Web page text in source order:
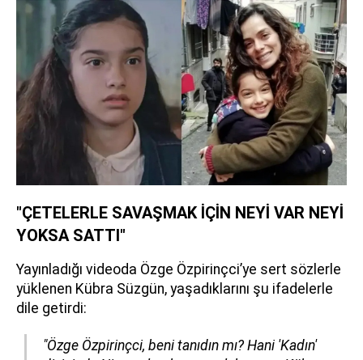
"ÇETELERLE SAVAŞMAK İÇİN NEYİ VAR NEYİ
YOKSA SATTI"
Yayınladığı videoda Özge Özpirinçci’ye sert sözlerle
yüklenen Kübra Süzgün, yaşadıklarını şu ifadelerle
dile getirdi:
"Özge Özpirinçci, beni tanıdın mı? Hani 'Kadın'